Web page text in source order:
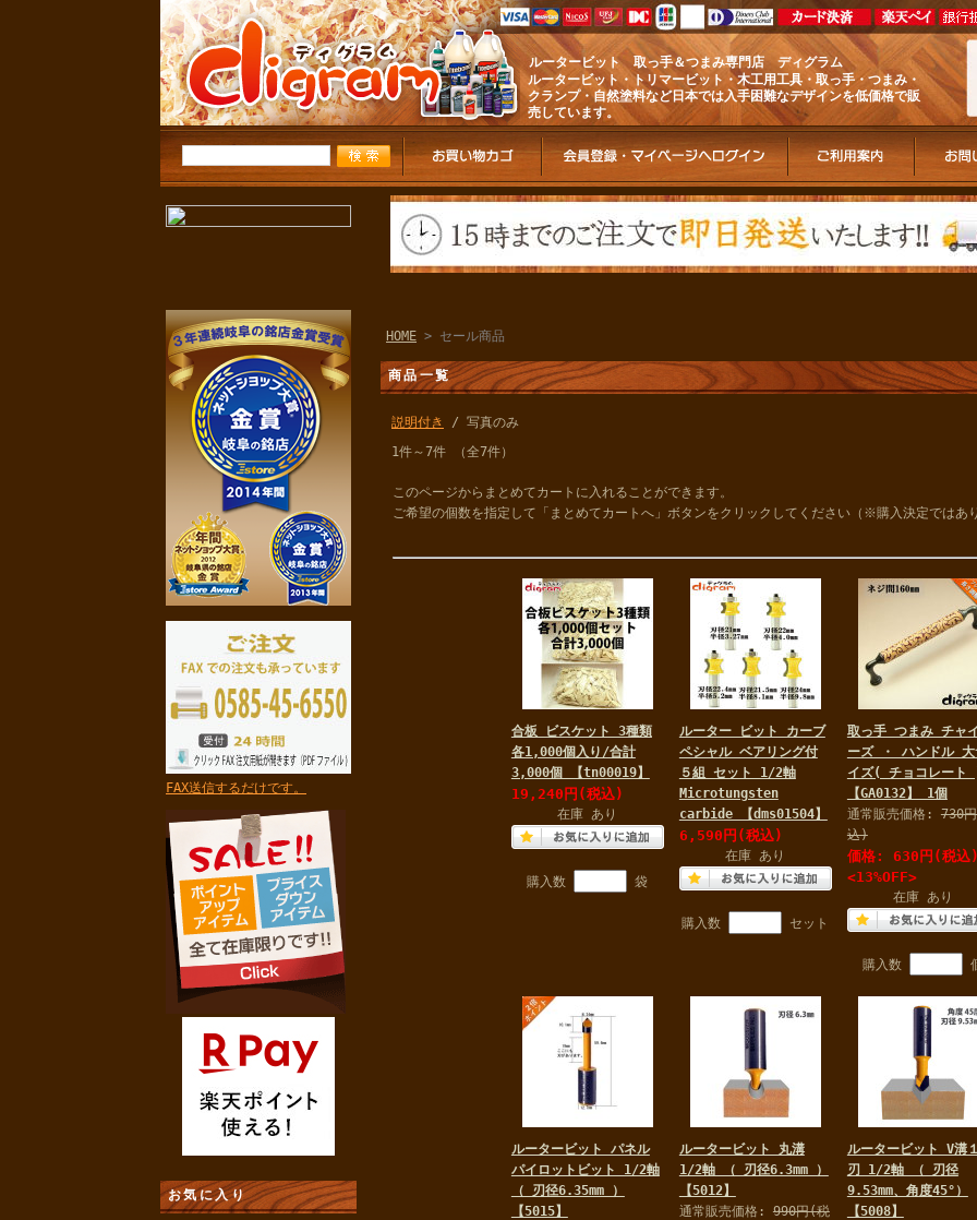
ルータービット 取っ手＆つまみ専門店 ディグラム
ルータービット・トリマービット・木工用工具・取っ手・つまみ・
クランプ・自然塗料など日本では入手困難なデザインを低価格で販
売しています。
FAX送信するだけです。
お気に入り
HOME > セール商品
商品一覧
説明付き
/ 写真のみ
1件～7件 （全7件）
このページからまとめてカートに入れることができます。
ご希望の個数を指定して「まとめてカートへ」ボタンをクリックしてください（※購入決定ではあ
合板 ビスケット 3種類
各1,000個入り/合計
3,000個 【tn00019】
19,240円 (税込)
在庫 あり
購入数 袋
ルーター ビット カーブ
ペシャル ベアリング付
５組 セット 1/2軸
Microtungsten
carbide 【dms01504】
6,590円 (税込)
在庫 あり
購入数 セット
取っ手 つまみ チャ
ーズ ・ ハンドル 大
イズ( チョコレート
【GA0132】 1個
通常販売価格: 730
込)
価格: 630円 (税込
<13%OFF>
在庫 あり
購入数
ルータービット パネル
パイロットビット 1/2軸
（ 刃径6.35mm ）
【5015】
ルータービット 丸溝
1/2軸 （ 刃径6.3mm ）
【5012】
通常販売価格: 990円(税
ルータービット V溝
刃 1/2軸 （ 刃径
9.53mm、角度45°）
【5008】